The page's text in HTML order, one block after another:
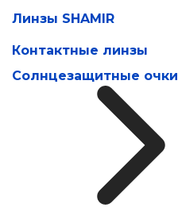
Линзы SHAMIR
Контактные линзы
Солнцезащитные очки